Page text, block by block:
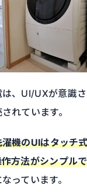
は、UI/UXが意識
れています。
濯機のUIはタッチ
方法がシンプル
っています。